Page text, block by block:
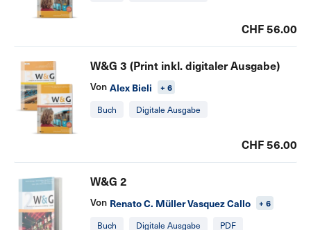
CHF 56.00
W&G 3 (Print inkl. digitaler Ausgabe)
Von Alex Bieli
+ 6
Buch
Digitale Ausgabe
CHF 56.00
W&G 2
Von Renato C. Müller Vasquez Callo
+ 6
Buch
Digitale Ausgabe PDF